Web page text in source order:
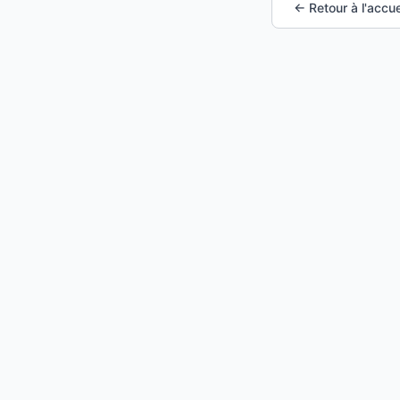
← Retour à